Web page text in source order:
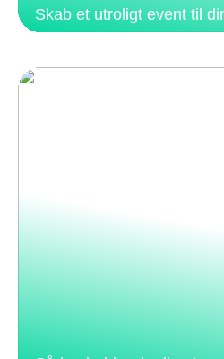
Skab et utroligt event til